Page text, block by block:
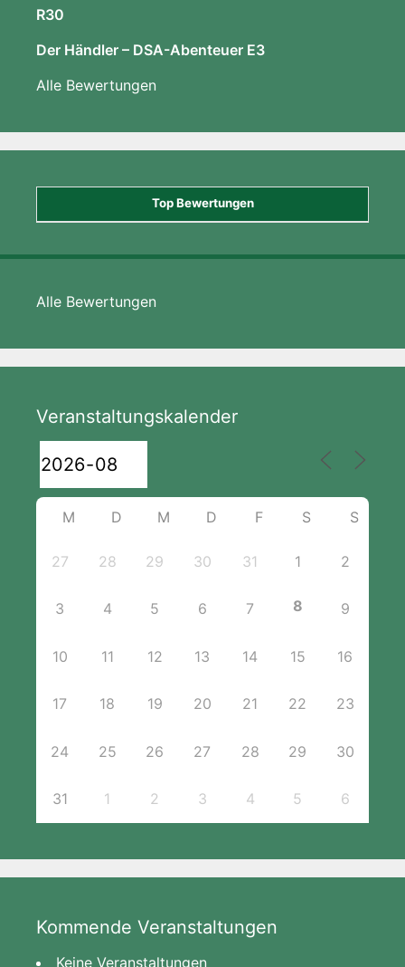
R30
Der Händler – DSA-Abenteuer E3
Alle Bewertungen
Top Bewertungen
Alle Bewertungen
Veranstaltungskalender
M D M D F S S
27 28 29 30 31 1 2
3 4 5 6 7 8 9
10 11 12 13 14 15 16
17 18 19 20 21 22 23
24 25 26 27 28 29 30
31 1 2 3 4 5 6
Kommende Veranstaltungen
Keine Veranstaltungen